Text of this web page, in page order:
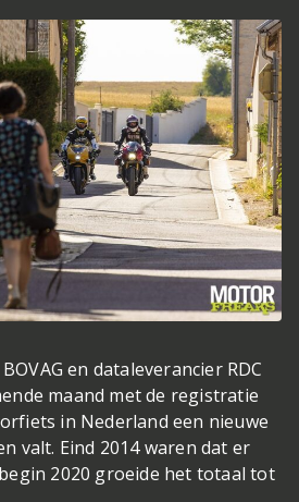
en dataleverancier RDC
maand met de registratie
in Nederland een nieuwe
valt. Eind 2014 waren dat er
2020 groeide het totaal tot